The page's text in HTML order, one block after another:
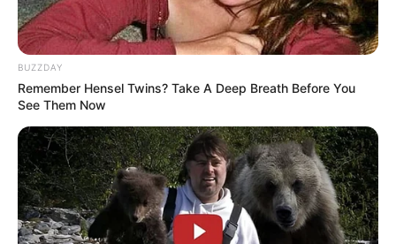
BUZZDAY
Remember Hensel Twins? Take A Deep Breath Before You
See Them Now